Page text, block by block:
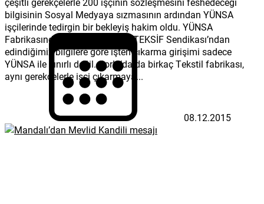
bilgisinin Sosyal Medyaya sızmasının ardından YÜNSA
işçilerinde tedirgin bir bekleyiş hakim oldu. YÜNSA
Fabrikasında faaliyet gösteren TEKSİF Sendikası’ndan
edindiğimiz bilgilere göre işten çıkarma girişimi sadece
YÜNSA ile sınırlı değil. Çorlu’da da birkaç Tekstil fabrikası,
aynı gerekçelerle işçi çıkarmaya...
08.12.2015